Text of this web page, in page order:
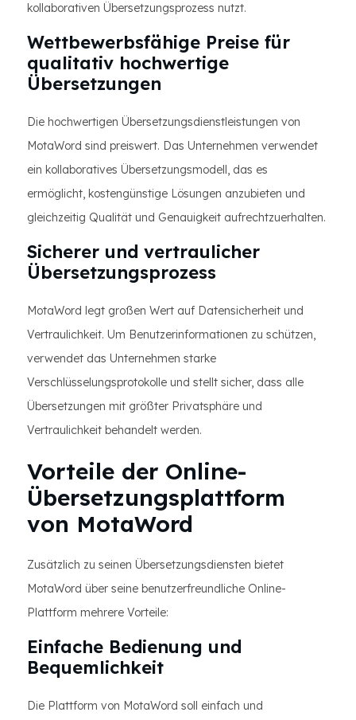
kollaborativen Übersetzungsprozess nutzt.
Wettbewerbsfähige Preise für
qualitativ hochwertige
Übersetzungen
Die hochwertigen Übersetzungsdienstleistungen von
MotaWord sind preiswert. Das Unternehmen verwendet
ein kollaboratives Übersetzungsmodell, das es
ermöglicht, kostengünstige Lösungen anzubieten und
gleichzeitig Qualität und Genauigkeit aufrechtzuerhalten.
Sicherer und vertraulicher
Übersetzungsprozess
MotaWord legt großen Wert auf Datensicherheit und
Vertraulichkeit. Um Benutzerinformationen zu schützen,
verwendet das Unternehmen starke
Verschlüsselungsprotokolle und stellt sicher, dass alle
Übersetzungen mit größter Privatsphäre und
Vertraulichkeit behandelt werden.
Vorteile der Online-
Übersetzungsplattform
von MotaWord
Zusätzlich zu seinen Übersetzungsdiensten bietet
MotaWord über seine benutzerfreundliche Online-
Plattform mehrere Vorteile:
Einfache Bedienung und
Bequemlichkeit
Die Plattform von MotaWord soll einfach und